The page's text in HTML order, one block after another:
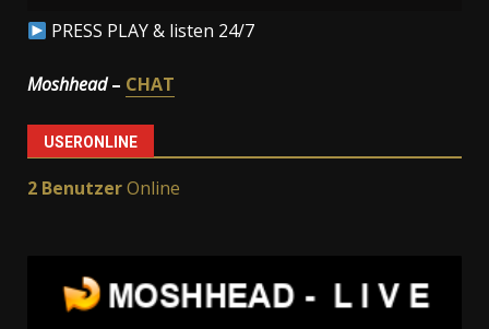
PRESS PLAY & listen 24/7
Moshhead– CHAT
USERONLINE
2 BenutzerOnline